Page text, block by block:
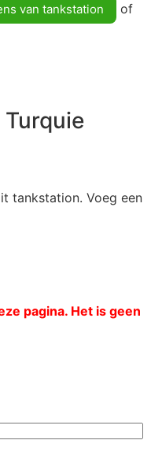
van tankstation
of
tankstation. Voeg een
pagina. Het is geen